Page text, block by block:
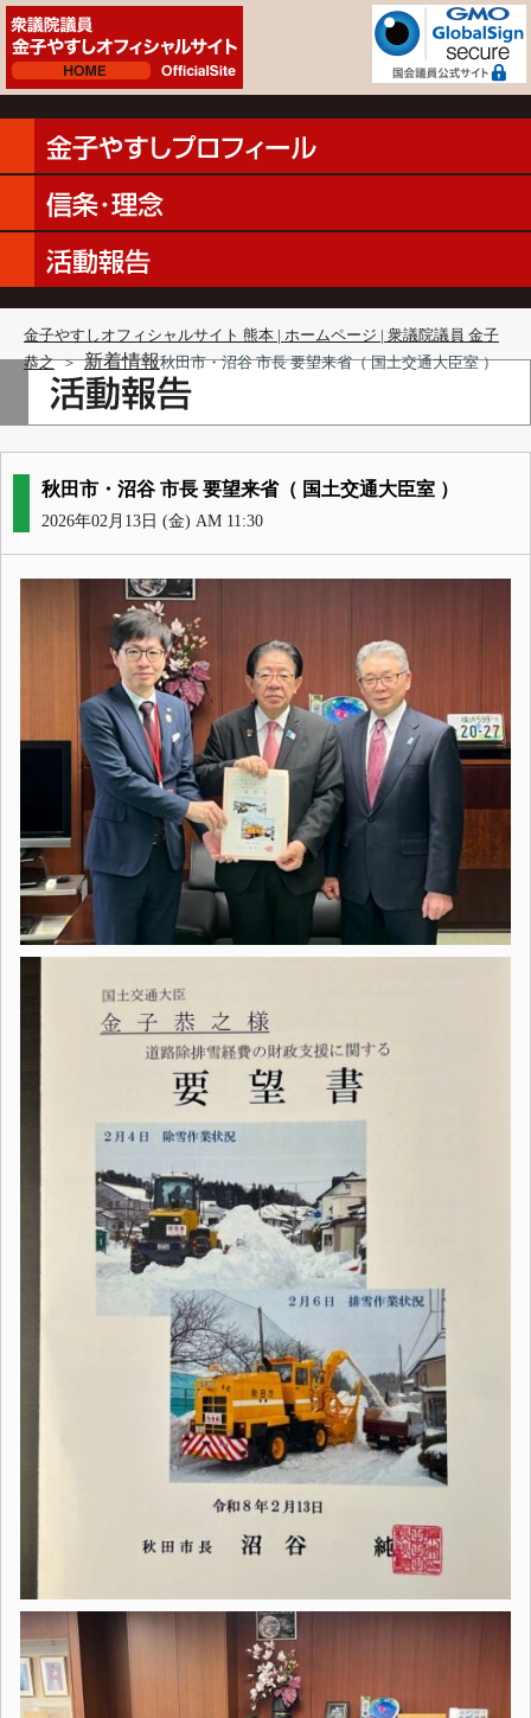
金子やすしオフィシャルサイト 熊本 | ホームページ | 衆議院議員 金子
恭之 ＞ 新着情報秋田市・沼谷 市長 要望来省（ 国土交通大臣室 ）
秋田市・沼谷 市長 要望来省（ 国土交通大臣室 ）
2026年02月13日 (金) AM 11:30